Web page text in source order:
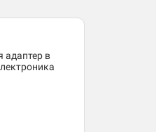
адаптер в